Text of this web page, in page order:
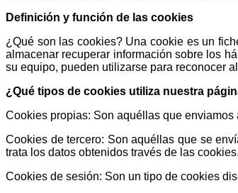
Definición y función de las cookies
¿Qué son las cookies? Una cookie es un
almacenar recuperar información sobre los
su equipo, pueden utilizarse para reconocer
¿Qué tipos de cookies utiliza nuestra
Cookies propias: Son aquéllas que
Cookies de tercero: Son aquéllas que se
trata los datos obtenidos través de las cookies.
Cookies de sesión: Son un tipo de cookies